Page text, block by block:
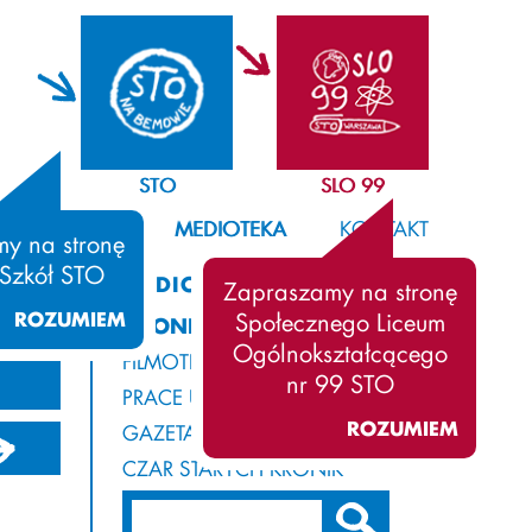
STO
na stronę
STO
ROZUMIEM
SLO 99
Zapraszamy na stronę
Społecznego Liceum
Ogólnokształcącego
nr 99 STO
ROZUMIEM
MEDIOTEKA KONTAKT
2006 2004/2005 2003/2004
MEDIOTEKA
KRONIKA
FILMOTEKA
PRACE UCZNIÓW
GAZETA Z ROGAMI
CZAR STARYCH KRONIK